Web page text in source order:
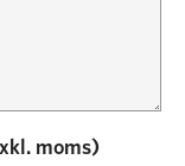
moms)